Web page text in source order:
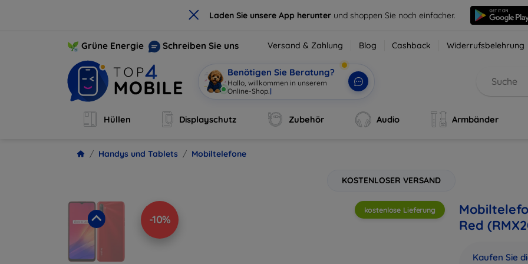
× Laden Sie unsere App herunter und shoppen Sie noch einfacher.
Grüne Energie Schreiben Sie uns Versand & Zahlung Blog Cashback Widerrufsbelehrung
Benötigen Sie Beratung?
Hallo, |
Hüllen Displayschutz Zubehör Audio Armbänder
Handys und Tablets Mobiltelefone
KOSTENLOSER VERSAND
-10%
kostenlose Lieferung
Red
Kaufen Sie